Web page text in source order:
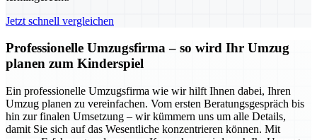
Jetzt schnell vergleichen
Professionelle Umzugsfirma – so wird Ihr Umzug
planen zum Kinderspiel
Ein professionelle Umzugsfirma wie wir hilft Ihnen dabei, Ihren
Umzug planen zu vereinfachen. Vom ersten Beratungsgespräch bis
hin zur finalen Umsetzung – wir kümmern uns um alle Details,
damit Sie sich auf das Wesentliche konzentrieren können. Mit